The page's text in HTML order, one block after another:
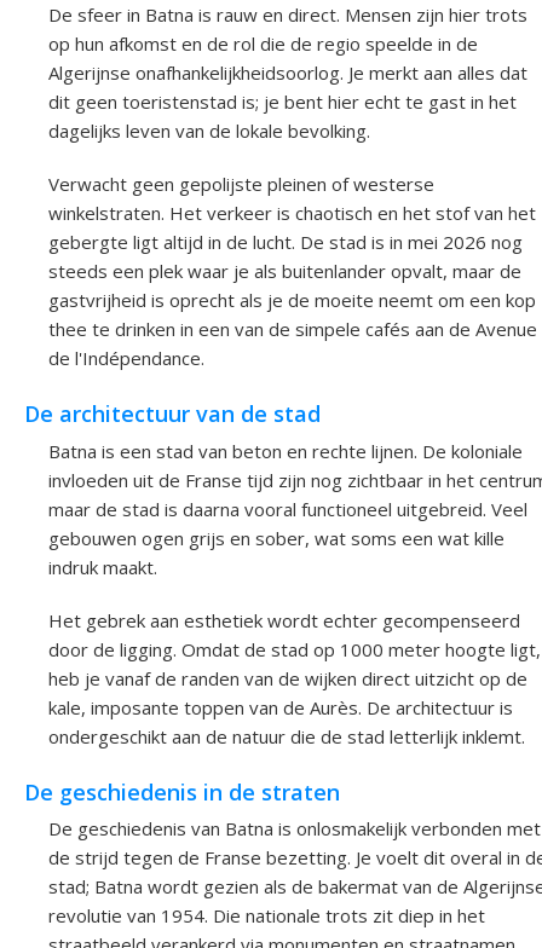
De sfeer in Batna is rauw en direct. Mensen zijn hier trots
op hun afkomst en de rol die de regio speelde in de
Algerijnse onafhankelijkheidsoorlog. Je merkt aan alles dat
dit geen toeristenstad is; je bent hier echt te gast in het
dagelijks leven van de lokale bevolking.
Verwacht geen gepolijste pleinen of westerse
winkelstraten. Het verkeer is chaotisch en het stof van het
gebergte ligt altijd in de lucht. De stad is in mei 2026 nog
steeds een plek waar je als buitenlander opvalt, maar de
gastvrijheid is oprecht als je de moeite neemt om een kop
thee te drinken in een van de simpele cafés aan de Avenue
de l'Indépendance.
De architectuur van de stad
Batna is een stad van beton en rechte lijnen. De koloniale
invloeden uit de Franse tijd zijn nog zichtbaar in het
maar de stad is daarna vooral functioneel uitgebreid. Veel
gebouwen ogen grijs en sober, wat soms een wat kille
indruk maakt.
Het gebrek aan esthetiek wordt echter gecompenseerd
door de ligging. Omdat de stad op 1000 meter hoogte ligt,
heb je vanaf de randen van de wijken direct uitzicht op de
kale, imposante toppen van de Aurès. De architectuur is
ondergeschikt aan de natuur die de stad letterlijk inklemt.
De geschiedenis in de straten
De geschiedenis van Batna is onlosmakelijk verbonden met
de strijd tegen de Franse bezetting. Je voelt dit overal in
stad; Batna wordt gezien als de bakermat van de
revolutie van 1954. Die nationale trots zit diep in het